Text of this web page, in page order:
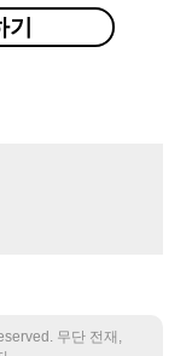
무단 전재,